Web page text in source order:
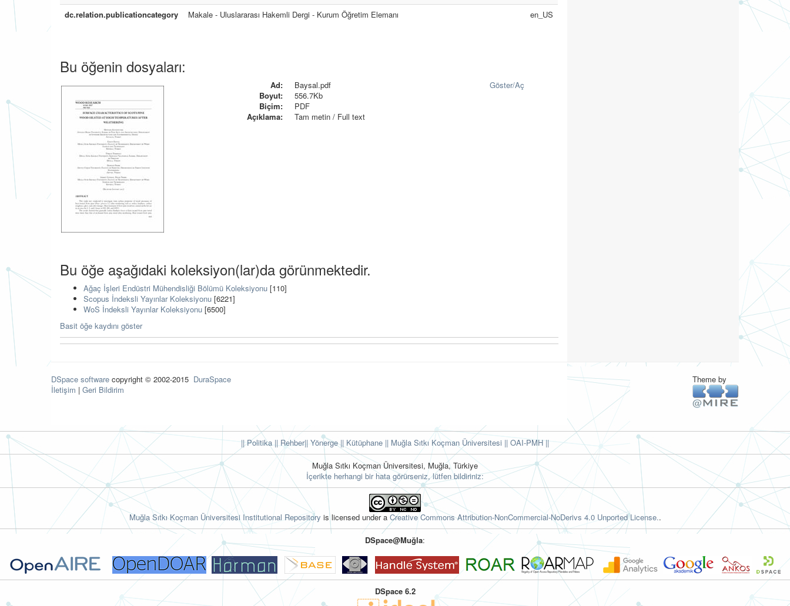
dc.relation.publicationcategory
Makale - Uluslararası Hakemli Dergi - Kurum Öğretim Elemanı en_US
Bu öğenin dosyaları:
Ad:
Baysal.pdf
Boyut:
556.7Kb
Biçim:
PDF
Açıklama:
Tam metin / Full text
Göster/Aç
Bu öğe aşağıdaki koleksiyon(lar)da görünmektedir.
Ağaç İşleri Endüstri Mühendisliği Bölümü Koleksiyonu [110]
Scopus İndeksli Yayınlar Koleksiyonu [6221]
WoS İndeksli Yayınlar Koleksiyonu [6500]
Basit öğe kaydını göster
DSpace software copyright © 2002-2015 DuraSpace
İletişim | Geri Bildirim
Theme by
|| Politika|| Rehber|| Yönerge|| Kütüphane || Muğla Sıtkı Koçman Üniversitesi || OAI-PMH ||
Muğla Sıtkı Koçman Üniversitesi, Muğla, Türkiye
İçerikte herhangi bir hata görürseniz, lütfen bildiriniz:
Muğla Sıtkı Koçman Üniversitesi Institutional Repository is licensed under a Creative Commons Attribution-NonCommercial-NoDerivs 4.0 Unported License..
DSpace@Muğla:
DSpace 6.2